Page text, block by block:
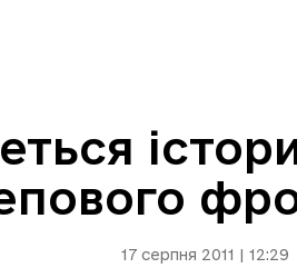
17 серпня 2011 | 12:29